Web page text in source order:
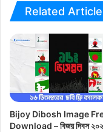
Related
Bijoy Dibosh Image
Download – বিজয় দিবস